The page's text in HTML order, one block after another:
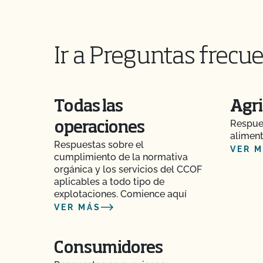
Ir a Preguntas
Todas las
operaciones
Respuestas sobre el
cumplimiento de la normativa
orgánica y los servicios del CCOF
aplicables a todo tipo de
explotaciones. Comience aquí
VER MÁS
VER
Consumidores
¿Cómo añado un cultivo a mi perfil de cliente?
¿Cómo me beneficia la Certificación de
CCOF como agricultor orgánico?
¿Cómo se mantiene la salud del ganado
¿Cuántos días de pasto necesitan los
Si tengo la certificación CCOF Transitoria,
una inspección?